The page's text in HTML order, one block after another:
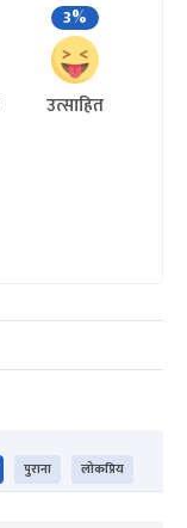
3%
उत्साहित
पुराना लोकप्रिय